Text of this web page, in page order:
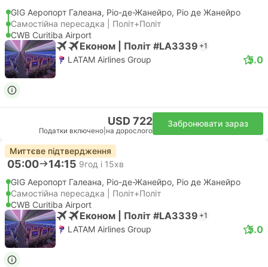
GIG Аеропорт Галеана, Ріо-де-Жанейро, Ріо де Жанейро
Самостійна пересадка | Політ+Політ
CWB Curitiba Airport
Економ | Політ #LA3339 +1
LATAM Airlines Group 5.0
USD 722
Податки включено на дорослого
Забронювати зараз
Миттєве підтвердження
05:00 14:15 9год і 15хв
GIG Аеропорт Галеана, Ріо-де-Жанейро, Ріо де Жанейро
Самостійна пересадка | Політ+Політ
CWB Curitiba Airport
Економ | Політ #LA3339 +1
LATAM Airlines Group 5.0